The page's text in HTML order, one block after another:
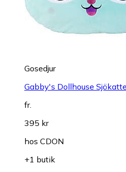
Gosedjur
Gabby's Dollhouse
fr.
395 kr
hos CDON
+1 butik